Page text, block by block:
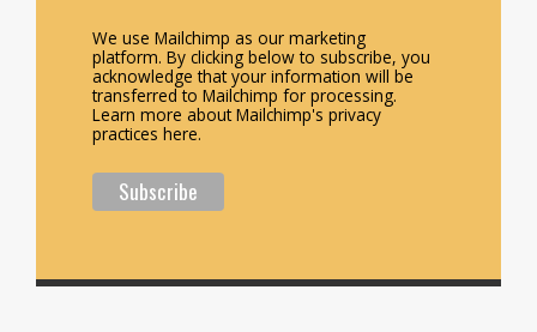
We use Mailchimp as our marketing
platform. By clicking below to subscribe, you
acknowledge that your information will be
transferred to Mailchimp for processing.
Learn more about Mailchimp's privacy
practices here.